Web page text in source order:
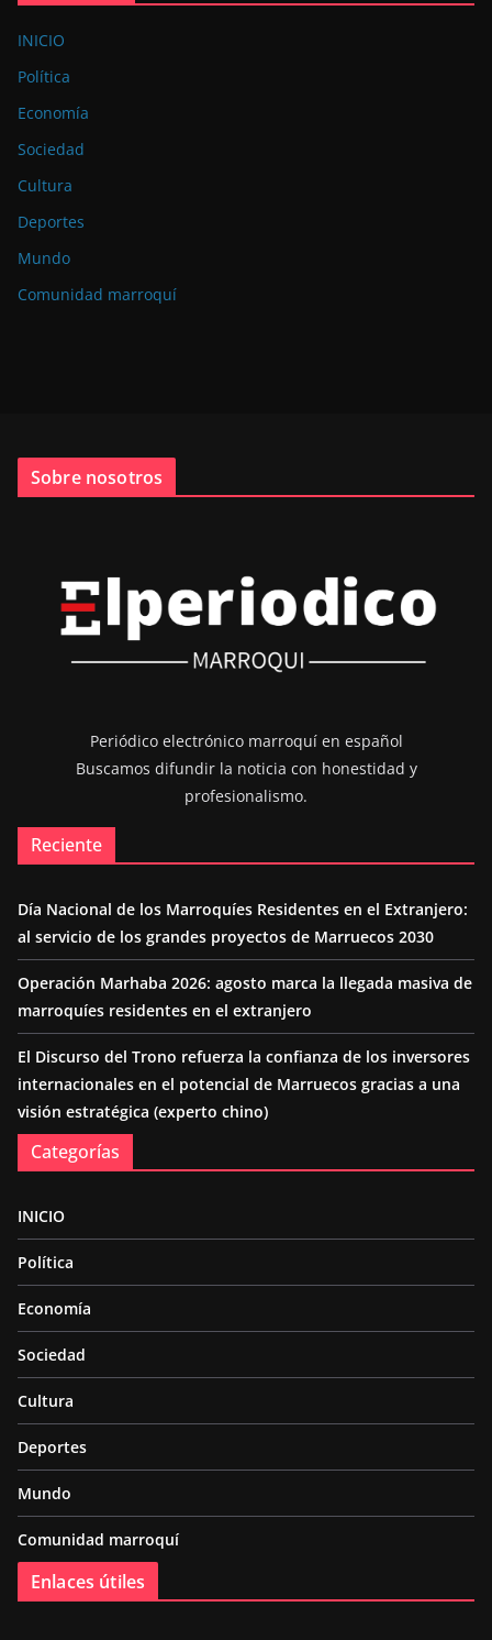
INICIO
Política
Economía
Sociedad
Cultura
Deportes
Mundo
Comunidad marroquí
Sobre nosotros
Periódico electrónico marroquí en español
Buscamos difundir la noticia con honestidad y
profesionalismo.
Reciente
Día Nacional de los Marroquíes Residentes en el Extranjero:
al servicio de los grandes proyectos de Marruecos 2030
Operación Marhaba 2026: agosto marca la llegada masiva de
marroquíes residentes en el extranjero
El Discurso del Trono refuerza la confianza de los inversores
internacionales en el potencial de Marruecos gracias a una
visión estratégica (experto chino)
Categorías
INICIO
Política
Economía
Sociedad
Cultura
Deportes
Mundo
Comunidad marroquí
Enlaces útiles